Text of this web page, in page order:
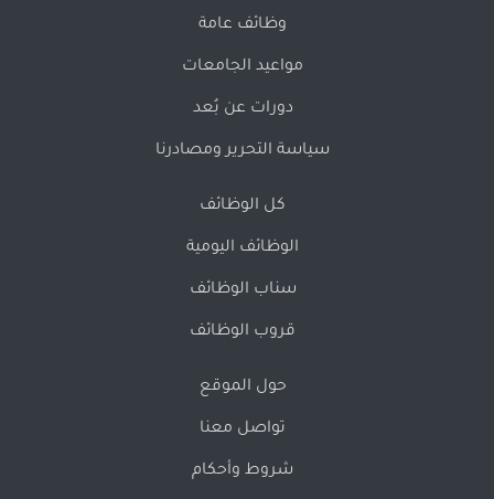
وظائف عامة
مواعيد الجامعات
دورات عن بُعد
سياسة التحرير ومصادرنا
كل الوظائف
الوظائف اليومية
سناب الوظائف
قروب الوظائف
حول الموقع
تواصل معنا
شروط وأحكام